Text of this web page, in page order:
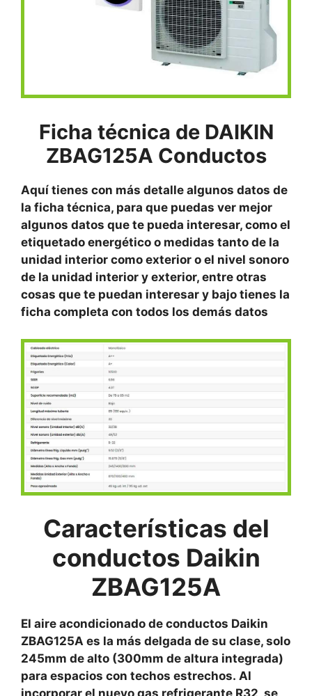
Ficha técnica de DAIKIN
ZBAG125A Conductos
Aquí tienes con más detalle algunos datos de
la ficha técnica, para que puedas ver mejor
algunos datos que te pueda interesar, como el
etiquetado energético o medidas tanto de la
unidad interior como exterior o el nivel sonoro
de la unidad interior y exterior, entre otras
cosas que te puedan interesar y bajo tienes la
ficha completa con todos los demás datos
Características del
conductos Daikin
ZBAG125A
El aire acondicionado de conductos Daikin
ZBAG125A es la más delgada de su clase, solo
245mm de alto (300mm de altura integrada)
para espacios con techos estrechos. Al
incorporar el nuevo gas refrigerante R32, se